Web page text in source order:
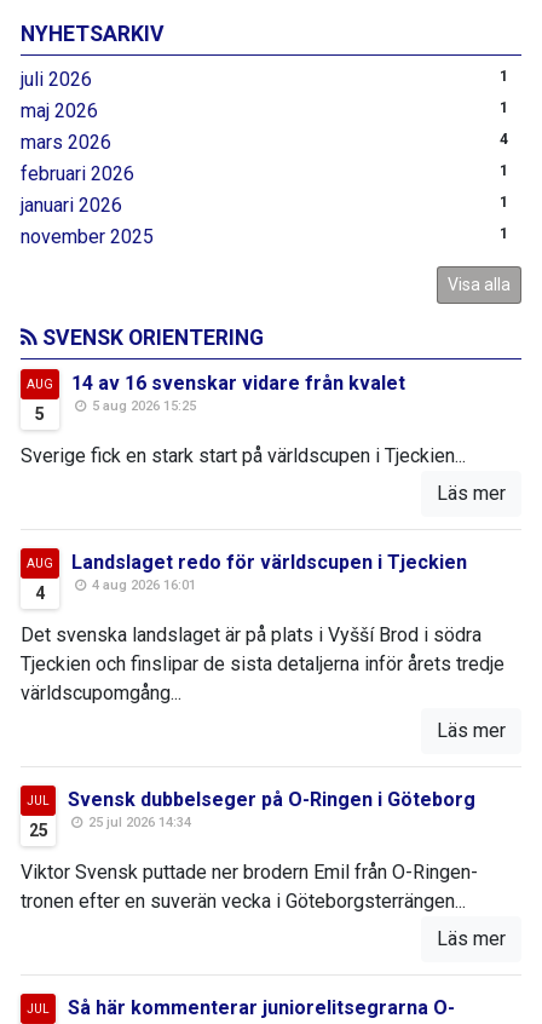
NYHETSARKIV
juli 2026 1
maj 2026 1
mars 2026 4
februari 2026 1
januari 2026 1
november 2025 1
Visa alla
SVENSK ORIENTERING
AUG
5
14 av 16 svenskar vidare från kvalet
5 aug 2026 15:25
Sverige fick en stark start på världscupen i Tjeckien...
Läs mer
AUG
4
Landslaget redo för världscupen i Tjeckien
4 aug 2026 16:01
Det svenska landslaget är på plats i Vyšší Brod i södra
Tjeckien och finslipar de sista detaljerna inför årets tredje
världscupomgång...
Läs mer
JUL
25
Svensk dubbelseger på O-Ringen i Göteborg
25 jul 2026 14:34
Viktor Svensk puttade ner brodern Emil från O-Ringen-
tronen efter en suverän vecka i Göteborgsterrängen...
Läs mer
JUL
Så här kommenterar juniorelitsegrarna O-